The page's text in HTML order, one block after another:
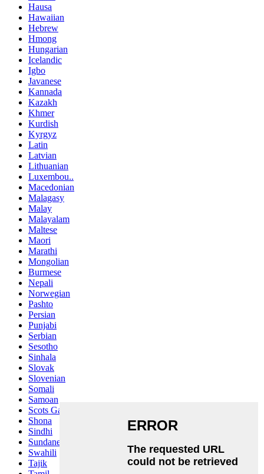
Hausa
Hawaiian
Hebrew
Hmong
Hungarian
Icelandic
Igbo
Javanese
Kannada
Kazakh
Khmer
Kurdish
Kyrgyz
Latin
Latvian
Lithuanian
Luxembou..
Macedonian
Malagasy
Malay
Malayalam
Maltese
Maori
Marathi
Mongolian
Burmese
Nepali
Norwegian
Pashto
Persian
Punjabi
Serbian
Sesotho
Sinhala
Slovak
Slovenian
Somali
Samoan
Scots Gaelic
Shona
Sindhi
Sundanese
Swahili
Tajik